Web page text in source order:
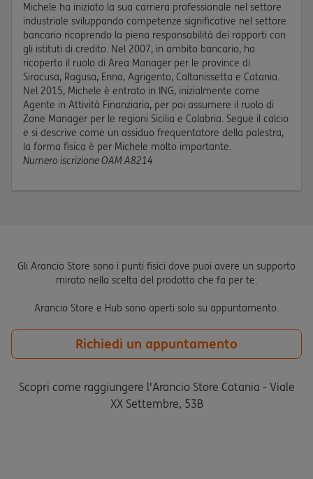
Michele ha iniziato la sua carriera professionale nel settore
industriale sviluppando competenze significative nel settore
bancario ricoprendo la piena responsabilità dei rapporti con
gli istituti di credito. Nel 2007, in ambito bancario, ha
ricoperto il ruolo di Area Manager per le province di
Siracusa, Ragusa, Enna, Agrigento, Caltanissetta e Catania.
Nel 2015, Michele è entrato in ING, inizialmente come
Agente in Attività Finanziaria, per poi assumere il ruolo di
Zone Manager per le regioni Sicilia e Calabria. Segue il calcio
e si descrive come un assiduo frequentatore della palestra,
la forma fisica è per Michele molto importante.
Numero iscrizione OAM A8214
Gli Arancio Store sono i punti fisici dove puoi avere un supporto
mirato nella scelta del prodotto che fa per te.
Arancio Store e Hub sono aperti solo su appuntamento.
Richiedi un appuntamento
Scopri come raggiungere l'Arancio Store Catania - Viale
XX Settembre, 53B